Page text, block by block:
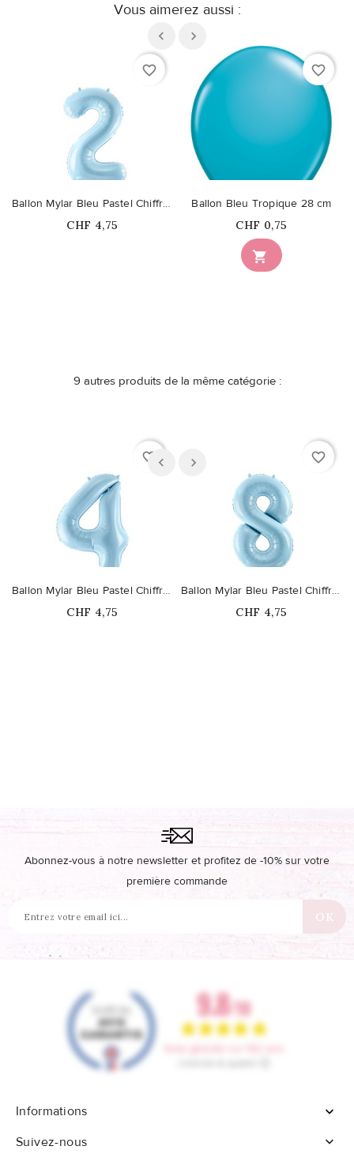
Vous aimerez aussi :
favorite_border
Ballon Mylar Bleu Pastel Chiffre 2
Prix
CHF 4,75
favorite_border

Ballon Bleu Tropique 28 cm
Prix
CHF 0,75
9 autres produits de la même catégorie :
favorite_border
Ballon Mylar Bleu Pastel Chiffre 4
Prix
CHF 4,75
favorite_border
Ballon Mylar Bleu Pastel Chiffre 8
Prix
CHF 4,75
Abonnez-vous à notre newsletter et profitez de -10% sur votre
première commande
Informations

Suivez-nous
